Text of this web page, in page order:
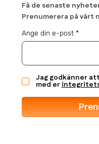
Få de senaste
Prenumerera på vårt
Ange din e-post
Jag godkänner
med er